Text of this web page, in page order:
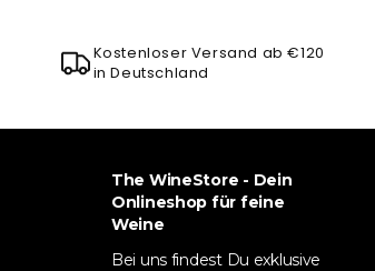
Kostenloser Versand ab €120
in Deutschland
The WineStore - Dein
Onlineshop für feine
Weine
Bei uns findest Du exklusive